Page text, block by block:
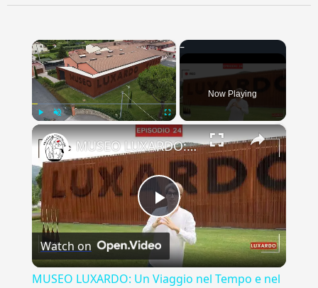
×
Fullscreen
Now Playing
×
Play
Video
MUSEO LUXARDO: Un Viaggio nel Tempo e nel Gusto
Watch on
MUSEO LUXARDO: Un Viaggio nel Tempo e nel